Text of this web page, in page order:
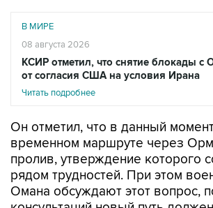
В МИРЕ
08 августа 2026
КСИР отметил, что снятие блокады с
от согласия США на условия Ирана
Читать подробнее
Он отметил, что в данный
временном маршруте через
пролив, утверждение которого
рядом трудностей. При этом
Омана обсуждают этот вопрос,